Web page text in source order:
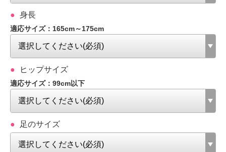
身長
適応サイズ：165cm～175cm
ヒップサイズ
適応サイズ：99cm以下
足のサイズ